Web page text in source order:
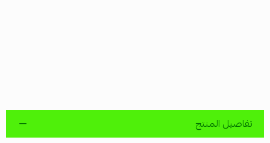
تفاصيل المنتج